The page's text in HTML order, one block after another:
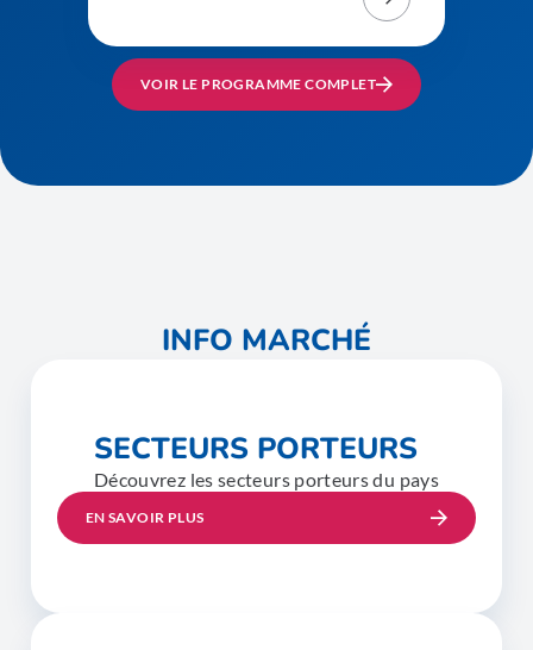
VOIR LE PROGRAMME COMPLET
INFO MARCHÉ
SECTEURS PORTEURS
Découvrez les secteurs porteurs du pays
EN SAVOIR PLUS